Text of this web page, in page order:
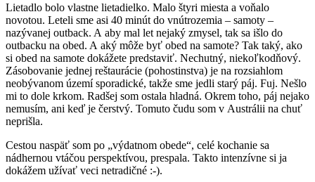
Lietadlo bolo vlastne lietadielko. Malo štyri miesta a voňalo
novotou. Leteli sme asi 40 minút do vnútrozemia – samoty –
nazývanej outback. A aby mal let nejaký zmysel, tak sa išlo do
outbacku na obed. A aký môže byť obed na samote? Tak taký, ako
si obed na samote dokážete predstaviť. Nechutný, niekoľkodňový.
Zásobovanie jednej reštaurácie (pohostinstva) je na rozsiahlom
neobývanom území sporadické, takže sme jedli starý páj. Fuj. Nešlo
mi to dole krkom. Radšej som ostala hladná. Okrem toho, páj nejako
nemusím, ani keď je čerstvý. Tomuto čudu som v Austrálii na chuť
neprišla.
Cestou naspäť som po „výdatnom obede“, celé kochanie sa
nádhernou vtáčou perspektívou, prespala. Takto intenzívne si ja
dokážem užívať veci netradičné :-).